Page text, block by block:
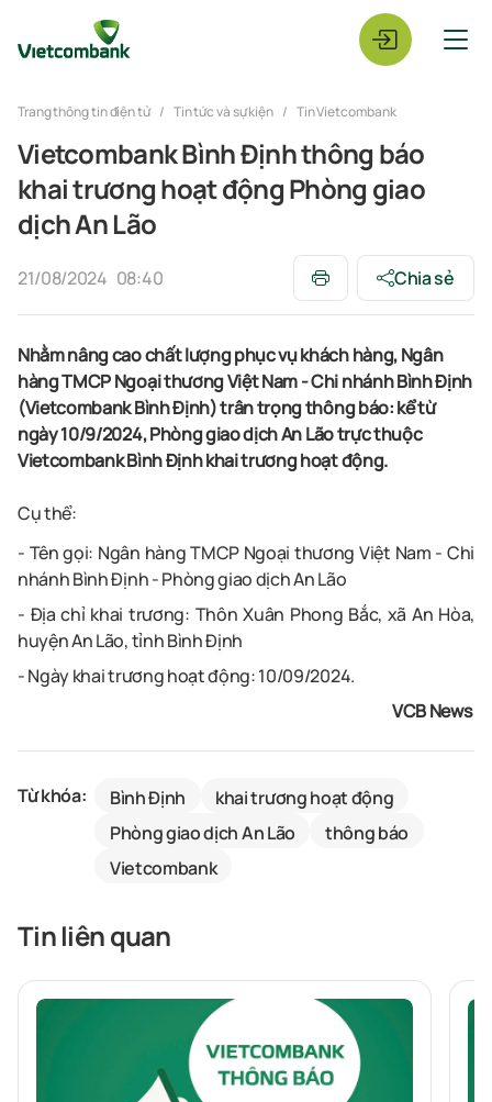
Trang thông tin điện tử Tin tức và sự kiện Tin Vietcombank
Vietcombank Bình Định thông báo
khai trương hoạt động Phòng giao
dịch An Lão
21/08/2024 08:40 Chia sẻ
Nhằm nâng cao chất lượng phục vụ khách hàng, Ngân
hàng TMCP Ngoại thương Việt Nam - Chi nhánh Bình Định
(Vietcombank Bình Định) trân trọng thông báo: kể từ
ngày 10/9/2024,Phòng giao dịch AnLão trực thuộc
Vietcombank Bình Định khai trương hoạt động.
Cụ thể:
- Tên gọi: Ngân hàng TMCP Ngoại thương Việt Nam - Chi
nhánh Bình Định - Phòng giao dịch An Lão
- Địa chỉ khai trương: Thôn Xuân Phong Bắc, xã An Hòa,
huyện An Lão, tỉnh Bình Định
- Ngày khai trương hoạt động: 10/09/2024.
VCB News
Từ khóa: Bình Định
khai trương hoạt động
Phòng giao dịch An Lão
thông báo
Vietcombank
Tin liên quan